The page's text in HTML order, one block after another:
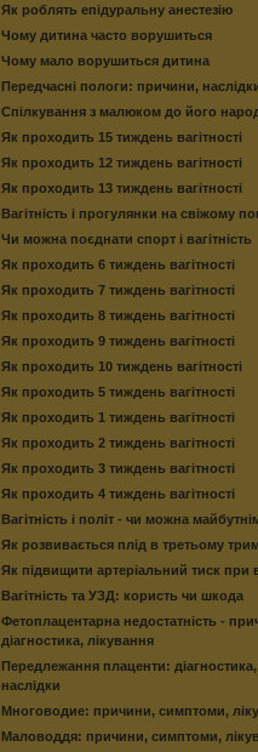
Як роблять епідуральну анестезію
Чому дитина часто ворушиться
Чому мало ворушиться дитина
Передчасні пологи: причини,
Спілкування з малюком до його
Як проходить 15 тиждень вагітності
Як проходить 12 тиждень вагітності
Як проходить 13 тиждень вагітності
Вагітність і прогулянки на свіжому
Чи можна поєднати спорт і вагітність
Як проходить 6 тиждень вагітності
Як проходить 7 тиждень вагітності
Як проходить 8 тиждень вагітності
Як проходить 9 тиждень вагітності
Як проходить 10 тиждень вагітності
Як проходить 5 тиждень вагітності
Як проходить 1 тиждень вагітності
Як проходить 2 тиждень вагітності
Як проходить 3 тиждень вагітності
Як проходить 4 тиждень вагітності
Вагітність і політ - чи можна
Як розвивається плід в третьому
Як підвищити артеріальний тиск при
Вагітність та УЗД: користь чи шкода
Фетоплацентарна недостатність -
діагностика, лікування
Передлежання плаценти: діагностика,
наслідки
Многоводие: причини, симптоми,
Маловоддя: причини, симптоми,